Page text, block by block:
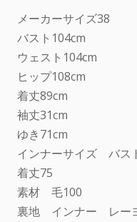
メーカーサイズ38
バスト104cm
ウェスト104cm
ヒップ108cm
着丈89cm
袖丈31cm
ゆき71cm
インナーサイズ バ
着丈75
素材 毛100
裏地 インナー レー